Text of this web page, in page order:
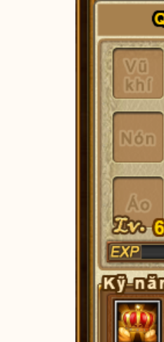
Vòng Quay
Combo
Quà Tri Ân
Quà Bạn Cũ
Coming